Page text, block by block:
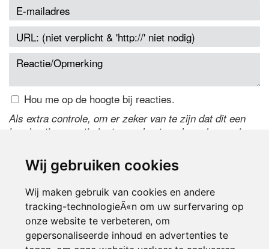
Wij gebruiken cookies
Wij maken gebruik van cookies en andere
tracking-technologieÃ«n om uw surfervaring op
onze website te verbeteren, om
gepersonaliseerde inhoud en advertenties te
Hou me op de hoogte bij reacties.
Als extra controle, om er zeker van te zijn dat dit een
handmatige reactie is, typ onderstaande code over in
de code te wijzigen.